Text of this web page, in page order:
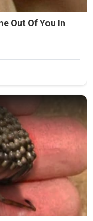
Out Of You In